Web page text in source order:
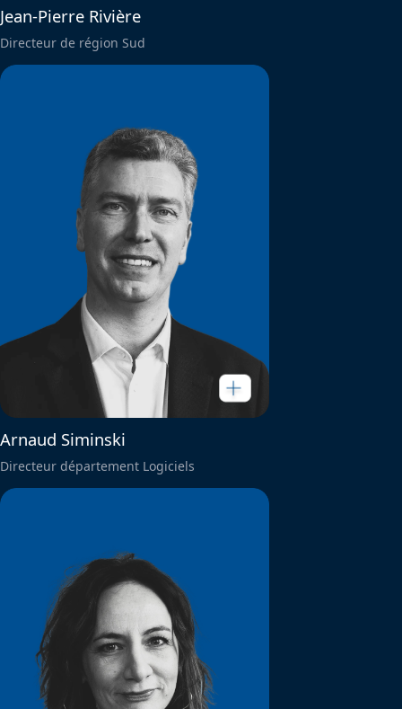
Jean-Pierre Rivière
Directeur de région Sud
Arnaud Siminski
Directeur département Logiciels